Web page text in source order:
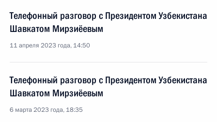
Телефонный разговор с Президентом Узбекистана
Шавкатом Мирзиёевым
11 апреля 2023 года, 14:50
Телефонный разговор с Президентом Узбекистана
Шавкатом Мирзиёевым
6 марта 2023 года, 18:35